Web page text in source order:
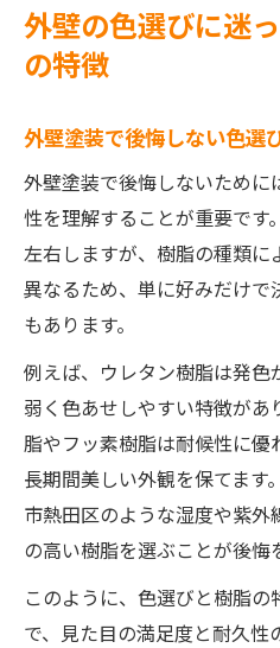
外壁の色選びに迷
の特徴
外壁塗装で後悔しない色選
外壁塗装で後悔しないため
性を理解することが重要です
左右しますが、樹脂の種類に
異なるため、単に好みだけで
もあります。
例えば、ウレタン樹脂は発
弱く色あせしやすい特徴が
脂やフッ素樹脂は耐候性に
長期間美しい外観を保てます
市熱田区のような湿度や紫
の高い樹脂を選ぶことが後悔
このように、色選びと樹脂
で、見た目の満足度と耐久性